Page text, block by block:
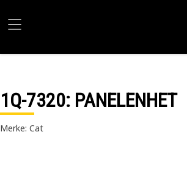
1Q-7320: PANELENHET
Merke: Cat